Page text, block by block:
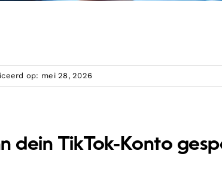
op: mei 28, 2026
dein TikTok-Konto